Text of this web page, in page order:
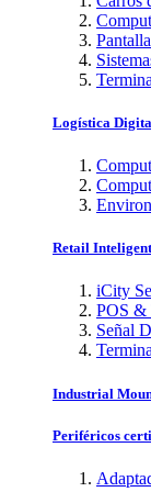
Logística
Retail
iCity
POS &
Señal
Industrial
Periféricos